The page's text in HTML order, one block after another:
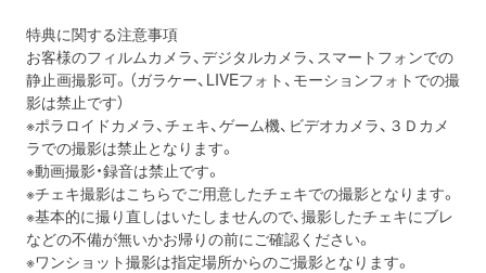
特典に関する注意事項
お客様のフィルムカメラ、デジタルカメラ、スマートフォンでの
静止画撮影可。（ガラケー、LIVEフォト、モーションフォトでの撮
影は禁止です）
※ポラロイドカメラ、チェキ、ゲーム機、ビデオカメラ、３Ｄカメ
ラでの撮影は禁止となります。
※動画撮影・録音は禁止です。
※チェキ撮影はこちらでご用意したチェキでの撮影となります。
※基本的に撮り直しはいたしませんので、撮影したチェキにブレ
などの不備が無いかお帰りの前にご確認ください。
※ワンショット撮影は指定場所からのご撮影となります。